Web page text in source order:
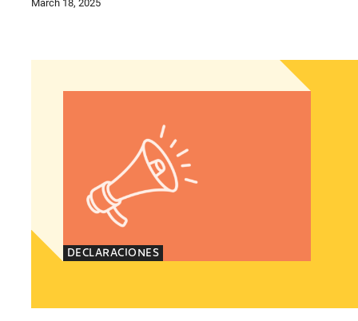
March 18, 2025
Declaraciones de Charo Valero,
DECLARACIONES